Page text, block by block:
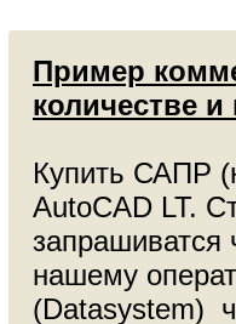
Пример
количестве
Купить САПР
AutoCAD LT.
запрашиватся
нашему
(Datasystem)